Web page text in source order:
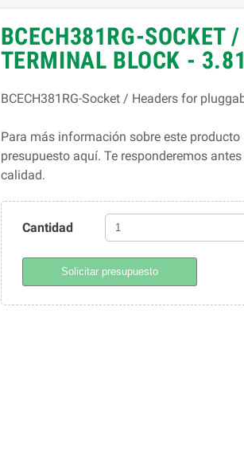
BCECH381RG-SOCKET
TERMINAL BLOCK -
BCECH381RG-Socket / Headers for
Para más información sobre este
presupuesto aquí. Te responderemos
calidad.
Cantidad
Solicitar presupuesto